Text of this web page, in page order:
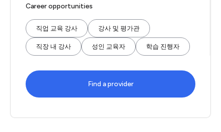
Career opportunities
직업 교육 강사 강사 및 평가관
직장 내 강사 성인 교육자 학습 진행자
Find a provider